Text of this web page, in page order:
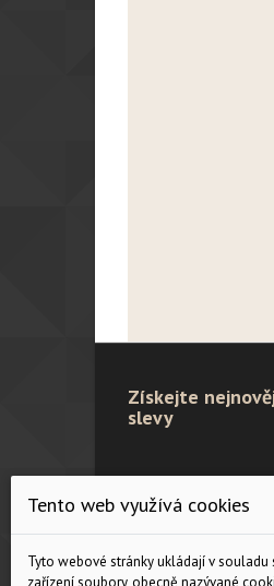
Získejte
slevy
PRODUKTY
Velikostní tabulka
Tento web využívá cookies
Tyto webové stránky ukládají v souladu
zařízení soubory, obecně nazývané